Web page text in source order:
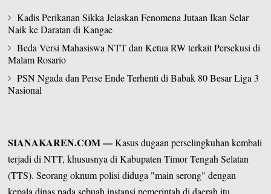
Kadis Perikanan Sikka Jelaskan Fenomena Jutaan Ikan Selar
Naik ke Daratan di Kangae
Beda Versi Mahasiswa NTT dan Ketua RW terkait Persekusi di
Malam Rosario
PSN Ngada dan Perse Ende Terhenti di Babak 80 Besar Liga 3
Nasional
SIANAKAREN.COM—Kasus dugaan perselingkuhan kembali
terjadi di NTT, khususnya diKabupaten Timor Tengah Selatan
(TTS). Seorang oknum polisi diduga "main serong" dengan
kepala dinas pada sebuah instansi pemerintah di daerah itu.